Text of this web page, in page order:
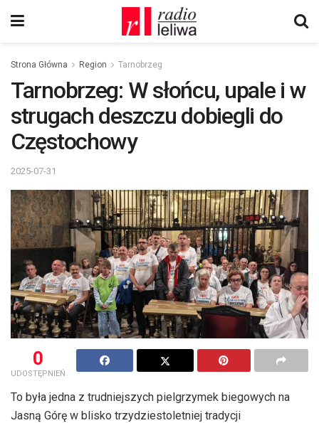
Strona Główna Region Tarnobrzeg
Tarnobrzeg: W słońcu, upale i w
strugach deszczu dobiegli do
Częstochowy
2025-07-31
0
UDOSTĘPNIEŃ
To była jedna z trudniejszych pielgrzymek biegowych na
Jasną Górę w blisko trzydziestoletniej tradycji